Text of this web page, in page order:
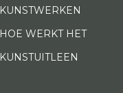
KUNSTWERKEN
HOE WERKT HET
KUNSTUITLEEN